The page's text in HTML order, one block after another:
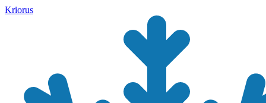
Kriorus